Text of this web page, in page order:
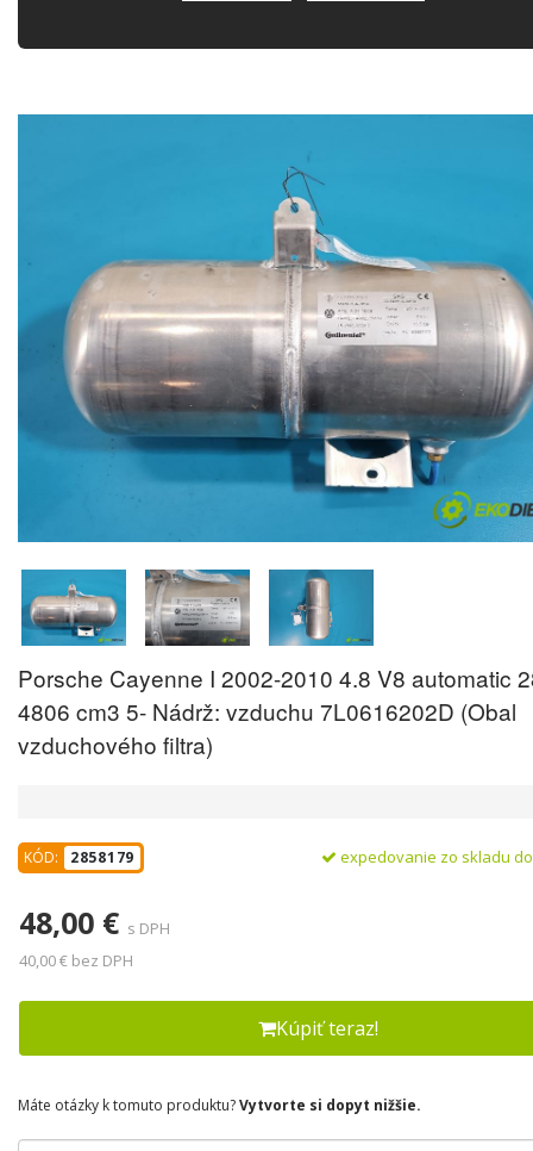
Porsche Cayenne I 2002-2010 4.8 V8 automatic
4806 cm3 5- Nádrž: vzduchu 7L0616202D (Obal
vzduchového filtra)
KÓD: 2858179 expedovanie zo skladu
48,00 € s DPH
40,00 € bez DPH
Kúpiť teraz!
Máte otázky k tomuto produktu?Vytvorte si dopyt nižšie.